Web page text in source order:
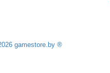
gamestore.by ®